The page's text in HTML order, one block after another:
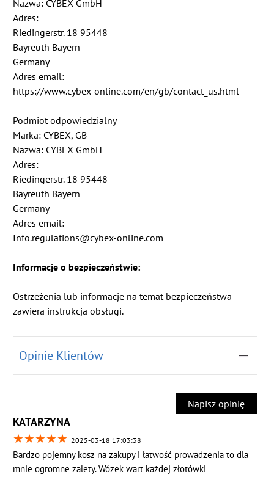
Nazwa: CYBEX GmbH
Adres:
Riedingerstr. 18 95448
Bayreuth Bayern
Germany
Adres email:
https://www.cybex-online.com/en/gb/contact_us.html
Podmiot odpowiedzialny
Marka: CYBEX, GB
Nazwa: CYBEX GmbH
Adres:
Riedingerstr. 18 95448
Bayreuth Bayern
Germany
Adres email:
Info.regulations@cybex-online.com
Informacje o bezpieczeństwie:
Ostrzeżenia lub informacje na temat bezpieczeństwa
zawiera instrukcja obsługi.
Opinie Klientów
Napisz opinię
KATARZYNA
★★★★★ 2025-03-18 17:03:38
Bardzo pojemny kosz na zakupy i łatwość prowadzenia to dla
mnie ogromne zalety. Wózek wart każdej złotówki